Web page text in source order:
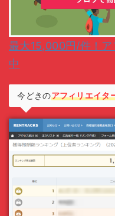
最大15,000円/件！
中
今どきのアフィリエイタ